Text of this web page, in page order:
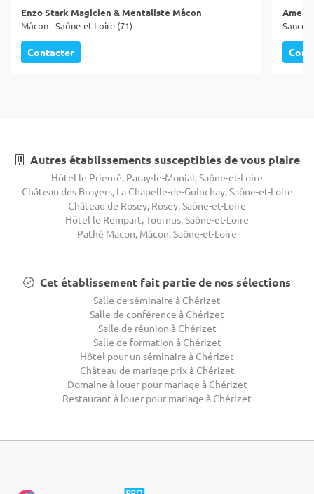
Enzo Stark Magicien & Mentaliste Mâcon
Mâcon - Saône-et-Loire (71)
Contacter
Sancé
Autres établissements susceptibles de vous plaire
Hôtel le Prieuré, Paray-le-Monial, Saône-et-Loire
Château des Broyers, La Chapelle-de-Guinchay, Saône-et-Loire
Château de Rosey, Rosey, Saône-et-Loire
Hôtel le Rempart, Tournus, Saône-et-Loire
Pathé Macon, Mâcon, Saône-et-Loire
Cet établissement fait partie de nos sélections
Salle de séminaire à Chérizet
Salle de conférence à Chérizet
Salle de réunion à Chérizet
Salle de formation à Chérizet
Hôtel pour un séminaire à Chérizet
Château de mariage prix à Chérizet
Domaine à louer pour mariage à Chérizet
Restaurant à louer pour mariage à Chérizet